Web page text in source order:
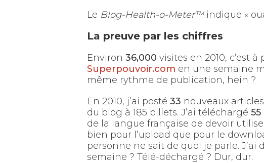
Le Blog-Health-o-Meter™indique «
La preuve par les chiffres
Environ 36,000 visites en 2010, c’est
Superpouvoir.com en une semaine
même rythme de publication, hein ?
En 2010, j’ai posté 33 nouveaux
du blog à 185 billets. J’ai téléchargé 55
de la langue française de devoir
bien pour l’upload que pour le
personne ne sait de quoi je parle.
semaine ? Télé-déchargé ? Dur, dur.